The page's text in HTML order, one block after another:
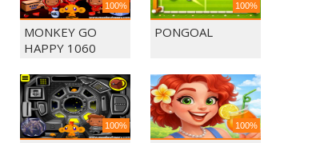
100%
MONKEY GO
HAPPY 1060
100%
PONGOAL
100% 100%